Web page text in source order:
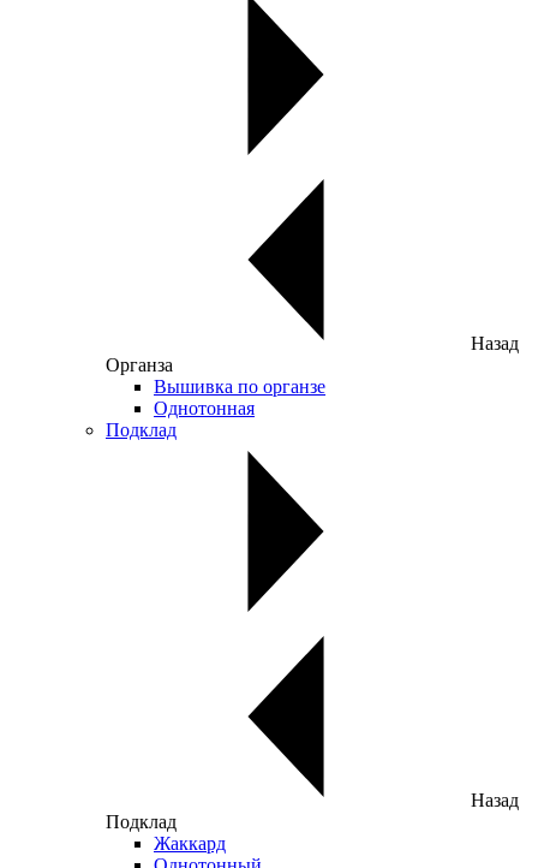
Назад
Органза
Вышивка по органзе
Однотонная
Подклад
Назад
Подклад
Жаккард